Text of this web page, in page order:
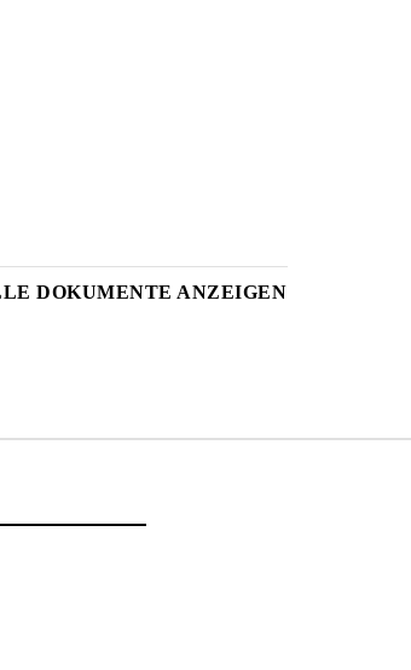
DOKUMENTE ANZEIGEN